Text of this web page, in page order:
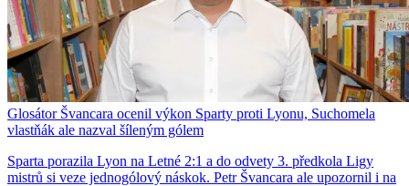
Glosátor Švancara ocenil výkon Sparty proti Lyonu, Suchomela
vlastňák ale nazval šíleným gólem
Sparta porazila Lyon na Letné 2:1 a do odvety 3. předkola Ligy
mistrů si veze jednogólový náskok. Petr Švancara ale upozornil i na